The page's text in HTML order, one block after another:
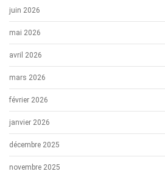
juin 2026
mai 2026
avril 2026
mars 2026
février 2026
janvier 2026
décembre 2025
novembre 2025